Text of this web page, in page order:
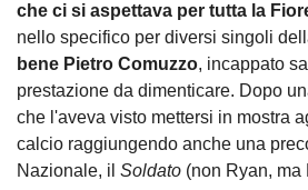
che ci si aspettava per tutta la
nello specifico per diversi singoli
bene Pietro Comuzzo, incappato
prestazione da dimenticare. Dopo
che l'aveva visto mettersi in mostra
calcio raggiungendo anche una
Nazionale, il Soldato (non Ryan, ma